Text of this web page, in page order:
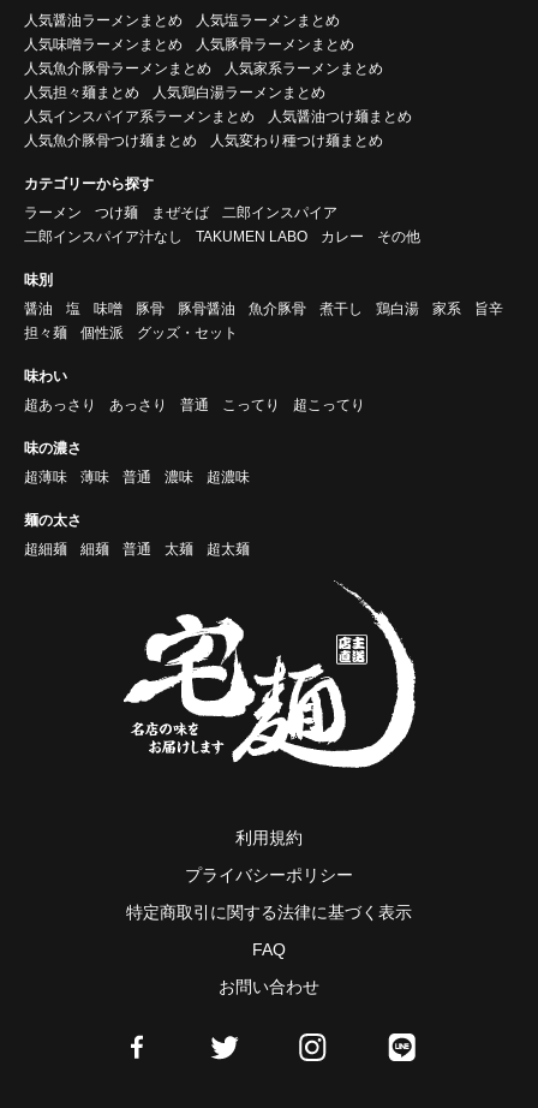
人気醤油ラーメンまとめ
人気塩ラーメンまとめ
人気味噌ラーメンまとめ
人気豚骨ラーメンまとめ
人気魚介豚骨ラーメンまとめ
人気家系ラーメンまとめ
人気担々麺まとめ
人気鶏白湯ラーメンまとめ
人気インスパイア系ラーメンまとめ
人気醤油つけ麺まとめ
人気魚介豚骨つけ麺まとめ
人気変わり種つけ麺まとめ
カテゴリーから探す
ラーメン
つけ麺 まぜそば
二郎インスパイア
二郎インスパイア汁なし
TAKUMEN LABO カレー その他
味別
醤油
塩 味噌 豚骨 豚骨醤油 魚介豚骨 煮干し 鶏白湯 家系
旨辛
担々麺
個性派 グッズ・セット
味わい
超あっさり
あっさり 普通 こってり 超こってり
味の濃さ
超薄味
薄味 普通 濃味 超濃味
麺の太さ
超細麺
細麺 普通 太麺 超太麺
利用規約
プライバシーポリシー
特定商取引に関する法律に基づく表示
FAQ
お問い合わせ